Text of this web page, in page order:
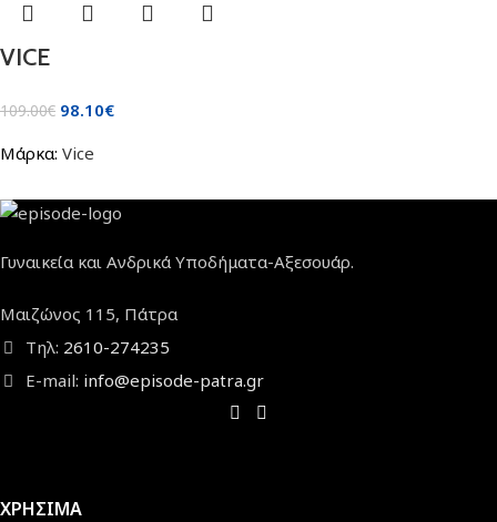
VICE
109.00€ 98.10€
Μάρκα: Vice
Γυναικεία και Ανδρικά Υποδήματα-Αξεσουάρ.
Μαιζώνος 115, Πάτρα
Τηλ: 2610-274235
E-mail: info@episode-patra.gr
ΧΡΗΣΙΜΑ